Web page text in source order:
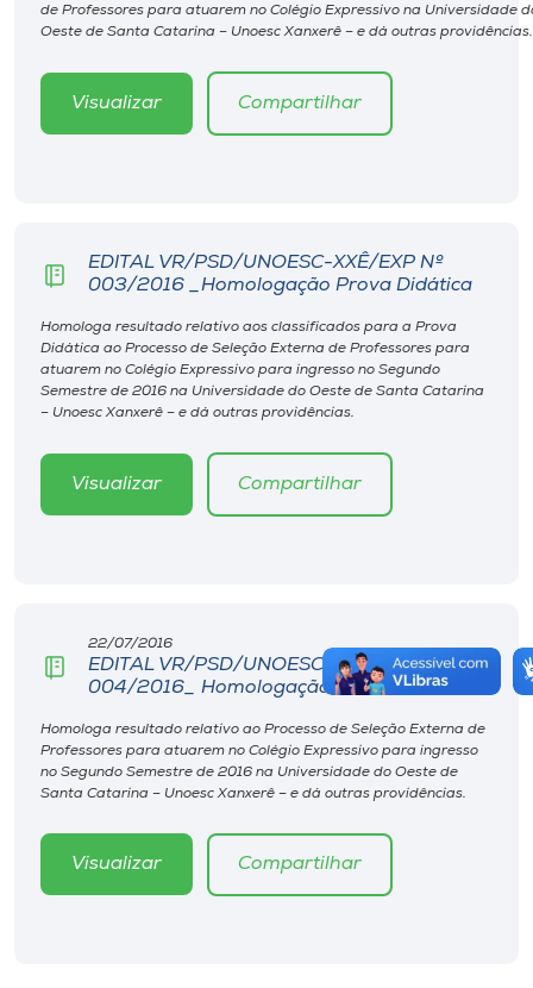
de Professores para atuarem no Colégio Expressivo na Universidade
Oeste de Santa Catarina – Unoesc Xanxerê – e dá outras providências.
Visualizar Compartilhar
EDITAL VR/PSD/UNOESC-XXÊ/EXP Nº
003/2016 _Homologação Prova Didática
Homologa resultado relativo aos classificados para a Prova
Didática ao Processo de Seleção Externa de Professores para
atuarem no Colégio Expressivo para ingresso no Segundo
Semestre de 2016 na Universidade do Oeste de Santa Catarina
– Unoesc Xanxerê – e dá outras providências.
Visualizar Compartilhar
22/07/2016
EDITAL VR/PSD/UNOESC-XXÊ/EXP N°
004/2016_ Homologação Resultado
Homologa resultado relativo ao Processo de Seleção Externa de
Professores para atuarem no Colégio Expressivo para ingresso
no Segundo Semestre de 2016 na Universidade do Oeste de
Santa Catarina – Unoesc Xanxerê – e dá outras providências.
Visualizar Compartilhar